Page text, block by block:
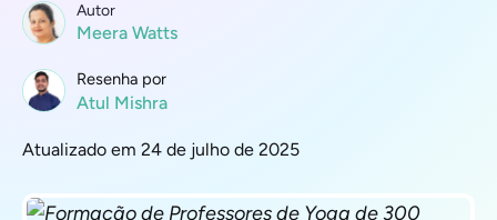
Autor
Meera Watts
Resenha por
Atul Mishra
Atualizado em 24 de julho de 2025